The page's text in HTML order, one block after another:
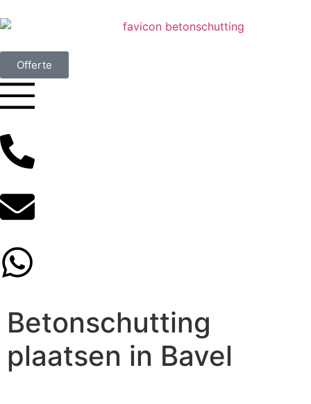
Offerte
Betonschutting
plaatsen in Bavel